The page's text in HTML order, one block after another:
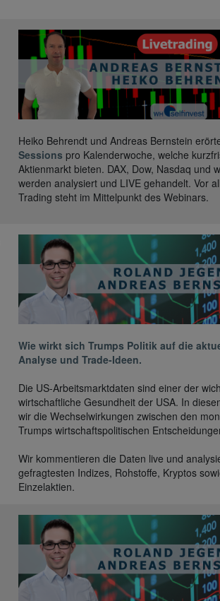
Heiko Behrendt und Andreas Bernstein
Sessions pro Kalenderwoche, welche
Aktienmarkt bieten. DAX, Dow, Nasdaq und
werden analysiert und LIVE gehandelt. Vor
Trading steht im Mittelpunkt des Webinars.
Wie wirkt sich Trumps Politik auf die
Analyse und Trade-Ideen.
Die US-Arbeitsmarktdaten sind einer der
wirtschaftliche Gesundheit der USA. In
wir die Wechselwirkungen zwischen den
Trumps wirtschaftspolitischen
Wir kommentieren die Daten live und
gefragtesten Indizes, Rohstoffe, Kryptos
Einzelaktien.